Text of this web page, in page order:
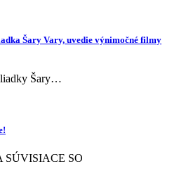
Šary Vary, uvedie výnimočné filmy
Šary…
SÚVISIACE SO